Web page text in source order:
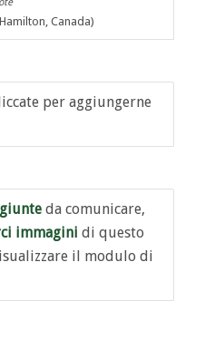
Canada)
per aggiungerne
da comunicare,
immagini di questo
il modulo di